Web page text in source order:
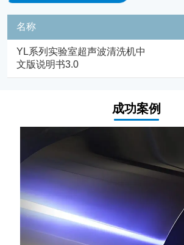
名称
YL系列实验室超声波清洗机中
文版说明书3.0
成功案例